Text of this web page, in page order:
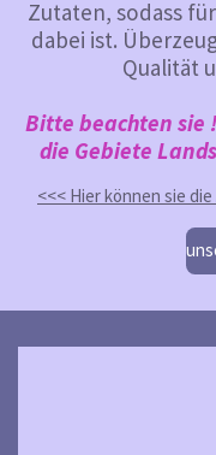
Zutaten, sodass
dabei ist.
Qualität
Bitte beachten sie
die Gebiete
<<< Hier können sie